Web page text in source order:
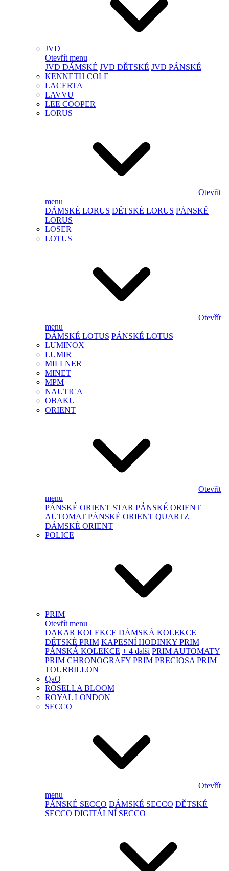
JVD
Otevřít menu
JVD DÁMSKÉ JVD DĚTSKÉ JVD PÁNSKÉ
KENNETH COLE
LACERTA
LAVVU
LEE COOPER
LORUS
Otevřít
menu
DÁMSKÉ LORUS DĚTSKÉ LORUS PÁNSKÉ
LORUS
LOSER
LOTUS
Otevřít
menu
DÁMSKÉ LOTUS PÁNSKÉ LOTUS
LUMINOX
LUMIR
MILLNER
MINET
MPM
NAUTICA
OBAKU
ORIENT
Otevřít
menu
PÁNSKÉ ORIENT STAR PÁNSKÉ ORIENT
AUTOMAT PÁNSKÉ ORIENT QUARTZ
DÁMSKÉ ORIENT
POLICE
PRIM
Otevřít menu
DAKAR KOLEKCE DÁMSKÁ KOLEKCE
DĚTSKÉ PRIM KAPESNÍ HODINKY PRIM
PÁNSKÁ KOLEKCE + 4 další PRIM AUTOMATY
PRIM CHRONOGRAFY PRIM PRECIOSA PRIM
TOURBILLON
QaQ
ROSELLA BLOOM
ROYAL LONDON
SECCO
Otevřít
menu
PÁNSKÉ SECCO DÁMSKÉ SECCO DĚTSKÉ
SECCO DIGITÁLNÍ SECCO